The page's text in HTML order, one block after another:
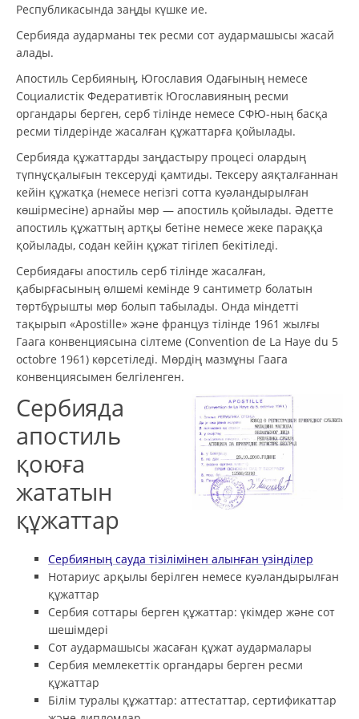
Республикасында заңды күшке ие.
Сербияда аударманы тек ресми сот аудармашысы жасай
алады.
Апостиль Сербияның, Югославия Одағының немесе
Социалистік Федеративтік Югославияның ресми
органдары берген, серб тілінде немесе СФЮ-ның басқа
ресми тілдерінде жасалған құжаттарға қойылады.
Сербияда құжаттарды заңдастыру процесі олардың
түпнұсқалығын тексеруді қамтиды. Тексеру аяқталғаннан
кейін құжатқа (немесе негізгі сотта куәландырылған
көшірмесіне) арнайы мөр — апостиль қойылады. Әдетте
апостиль құжаттың артқы бетіне немесе жеке параққа
қойылады, содан кейін құжат тігілеп бекітіледі.
Сербиядағы апостиль серб тілінде жасалған,
қабырғасының өлшемі кемінде 9 сантиметр болатын
төртбұрышты мөр болып табылады. Онда міндетті
тақырып «Apostille» және француз тілінде 1961 жылғы
Гаага конвенциясына сілтеме (Convention de La Haye du 5
octobre 1961) көрсетіледі. Мөрдің мазмұны Гаага
конвенциясымен белгіленген.
Сербияда
апостиль
қоюға
жататын
құжаттар
Сербияның сауда тізілімінен алынған үзінділер
Нотариус арқылы берілген немесе куәландырылған
құжаттар
Сербия соттары берген құжаттар: үкімдер және сот
шешімдері
Сот аудармашысы жасаған құжат аудармалары
Сербия мемлекеттік органдары берген ресми
құжаттар
Білім туралы құжаттар: аттестаттар, сертификаттар